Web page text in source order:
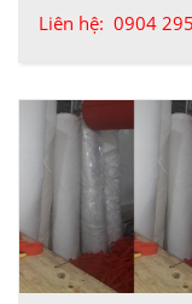
Liên hệ: 0904